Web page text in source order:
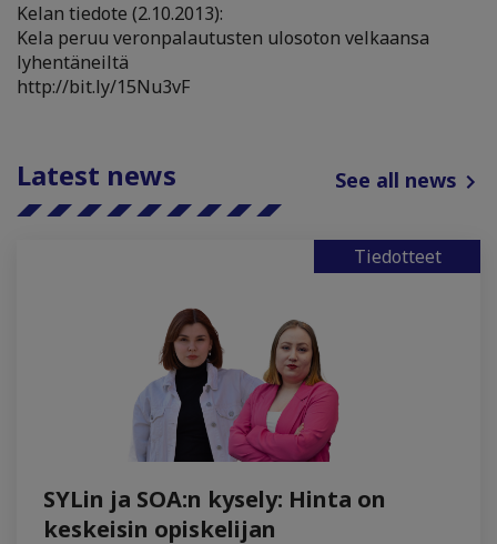
Kelan tiedote (2.10.2013):
Kela peruu veronpalautusten ulosoton velkaansa
lyhentäneiltä
http://bit.ly/15Nu3vF
Latest news See all news
Tiedotteet
SYLin ja SOA:n kysely: Hinta on
keskeisin opiskelijan